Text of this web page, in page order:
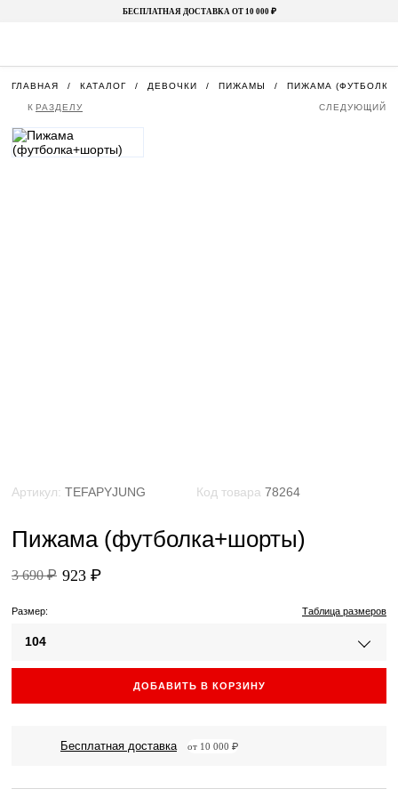
БЕСПЛАТНАЯ ДОСТАВКА ОТ 10 000 ₽
ГЛАВНАЯ КАТАЛОГ ДЕВОЧКИ ПИЖАМЫ ПИЖАМА
К РАЗДЕЛУ СЛЕДУЮЩИЙ
Артикул: TEFAPYJUNG Код товара 78264
Пижама (футболка+шорты)
3 690 ₽ 923 ₽
Размер: Таблица размеров
104
ДОБАВИТЬ В КОРЗИНУ
Бесплатная доставка от 10 000 ₽